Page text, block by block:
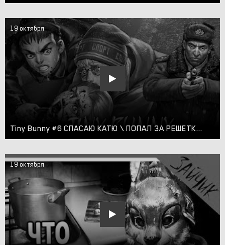
19 октября
Tiny Bunny #6 СПАСАЮ КАТЮ \ ПОПАЛ ЗА РЕШЕТКУ \ ТИХОНОВ \ 4 ЭПИЗОД БЬЁМ КОПЫТОМ ОЗЕМЬ ЗАЙЧИК
19 октября